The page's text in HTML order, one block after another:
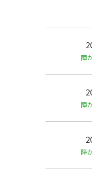
障
障
障